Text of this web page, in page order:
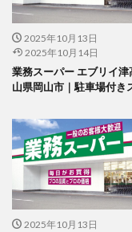
2025年10月13日
2025年10月14日
業務スーパー エブリイ津
山県岡山市｜駐車場付き
2025年10月13日